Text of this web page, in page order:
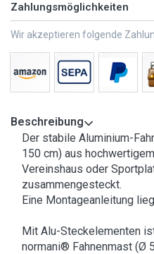
Zahlungsmöglichkeiten
Wir akzeptieren folgende
Beschreibung
Der stabile Aluminium-
150 cm) aus
Vereinshaus oder
zusammengesteckt.
Eine Montageanleitung
Mit Alu-Steckelementen
normani® Fahnenmast (Ø